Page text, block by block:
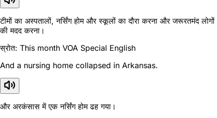
टीमों का अस्पतालों, नर्सिंग होम और स्कूलों का दौरा करना और जरूरतमंद लोगों
की मदद करना।
स्रोत: This month VOA Special English
And a nursing home collapsed in Arkansas.
और अरकंसास में एक नर्सिंग होम ढह गया।